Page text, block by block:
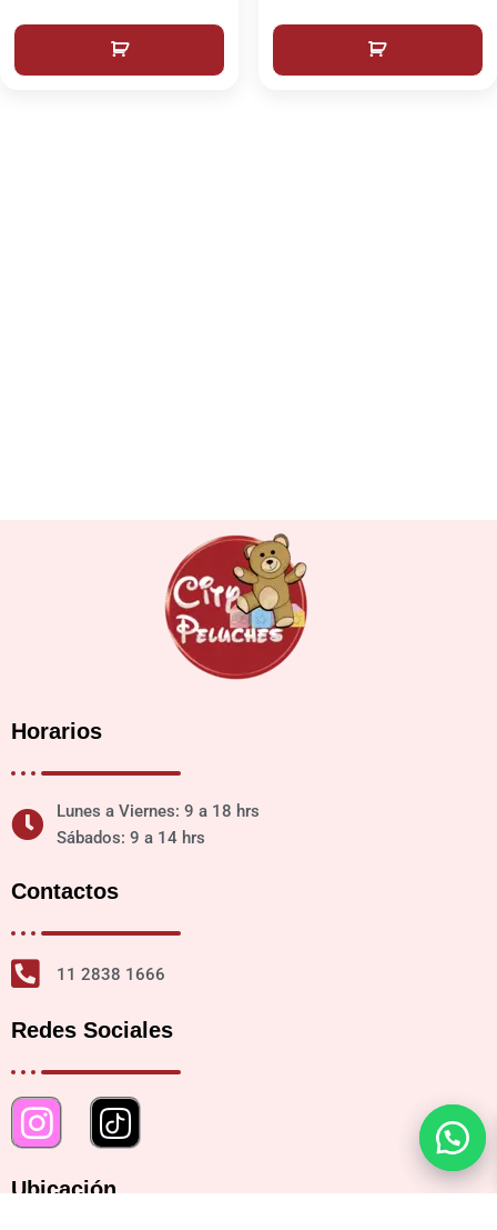
Horarios
Lunes a Viernes: 9 a 18 hrs
Sábados: 9 a 14 hrs
Contactos
11 2838 1666
Redes Sociales
Ubicación